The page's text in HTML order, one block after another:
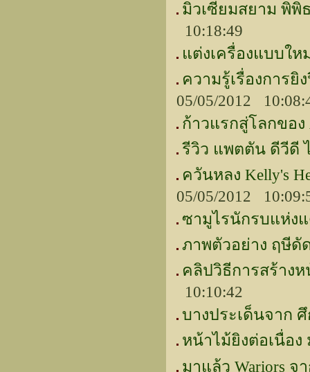
มิวเซียมสยาม พิพิ
10:18:49
แต่งเครื่องแบบให
ความรู้เรื่องการ
05/05/2012
ก้าวแรกสู่โลกของ
รีวิว แพตตัน ดีวีดี
ควันหลง Kelly's
05/05/2012
ซามูไรนักรบแห่ง
ภาพตัวอย่าง ฤษีดั
คลิปวิธีการสร้าง
10:10:42
บางประเด็นจาก
หน้าไม้ยิงต่อเนื่อ
มาแล้ว Wariors จ